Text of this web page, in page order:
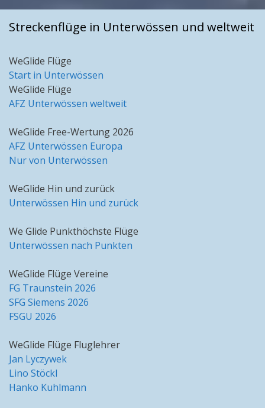
Streckenflüge in Unterwössen und weltweit
WeGlide Flüge
Start in Unterwössen
WeGlide Flüge
AFZ Unterwössen weltweit
WeGlide Free-Wertung 2026
AFZ Unterwössen Europa
Nur von Unterwössen
WeGlide Hin und zurück
Unterwössen Hin und zurück
We Glide Punkthöchste Flüge
Unterwössen nach Punkten
WeGlide Flüge Vereine
FG Traunstein 2026
SFG Siemens 2026
FSGU 2026
WeGlide Flüge Fluglehrer
Jan Lyczywek
Lino Stöckl
Hanko Kuhlmann